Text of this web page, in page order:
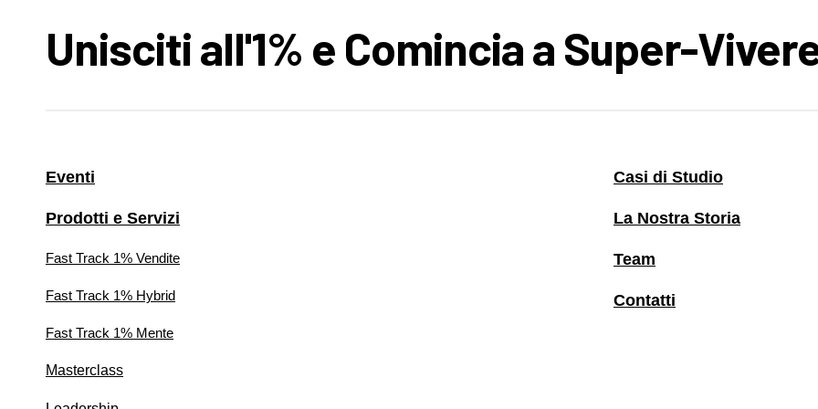
Unisciti all'1% e Comincia a Super-
Eventi
Prodotti e Servizi
Fast Track 1% Vendite
Fast Track 1% Hybrid
Fast Track 1% Mente
Masterclass
Casi di Studio
La Nostra Storia
Team
Contatti